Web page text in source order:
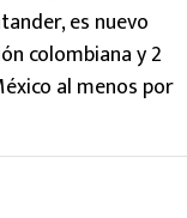
es nuevo
colombiana y 2
al menos por